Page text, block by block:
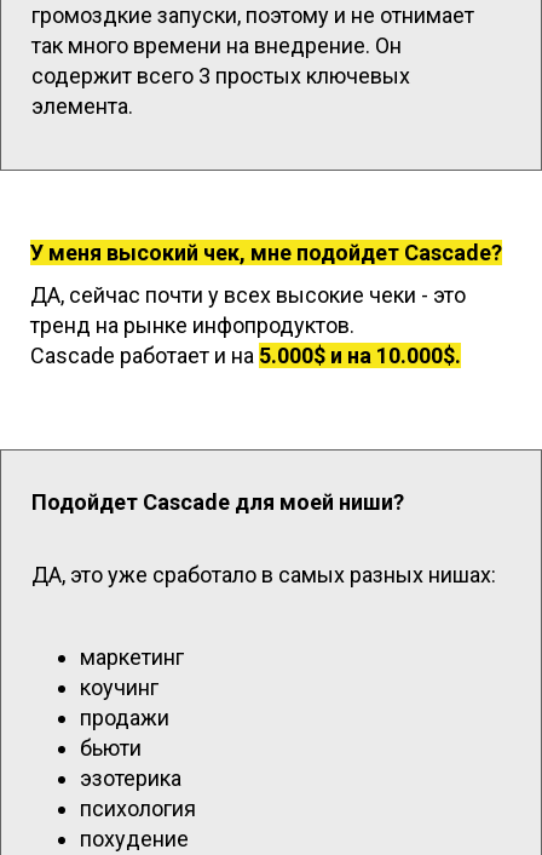
громоздкие запуски, поэтому и не отнимает
так много времени на внедрение. Он
содержит всего 3 простых ключевых
элемента.
У меня высокий чек, мне подойдет Cascade?
ДА, сейчас почти у всех высокие чеки - это
тренд на рынке инфопродуктов.
Cascade работает и на 5.000$ и на 10.000$.
Подойдет Cascade для моей ниши?
ДА, это уже сработало в самых разных нишах:
маркетинг
коучинг
продажи
бьюти
эзотерика
психология
похудение